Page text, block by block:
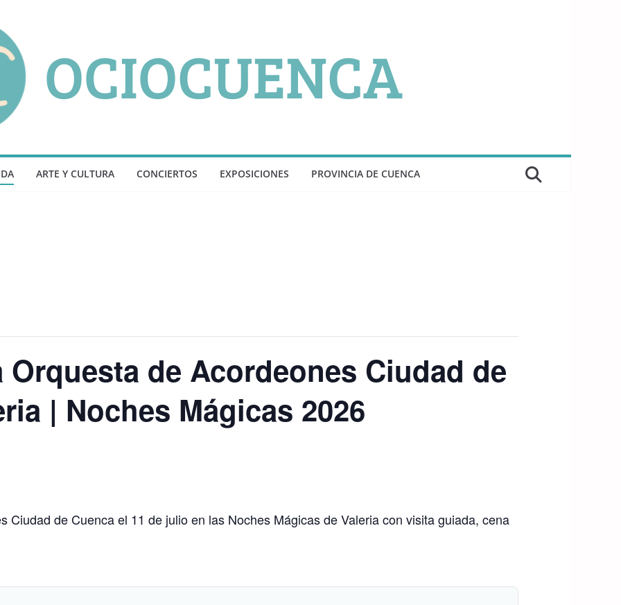
ARTE Y CULTURA CONCIERTOS EXPOSICIONES PROVINCIA DE CUENCA
de Acordeones Ciudad de
| Noches Mágicas 2026
Ciudad de Cuenca el 11 de julio en las Noches Mágicas de Valeria con visita guiada, cena